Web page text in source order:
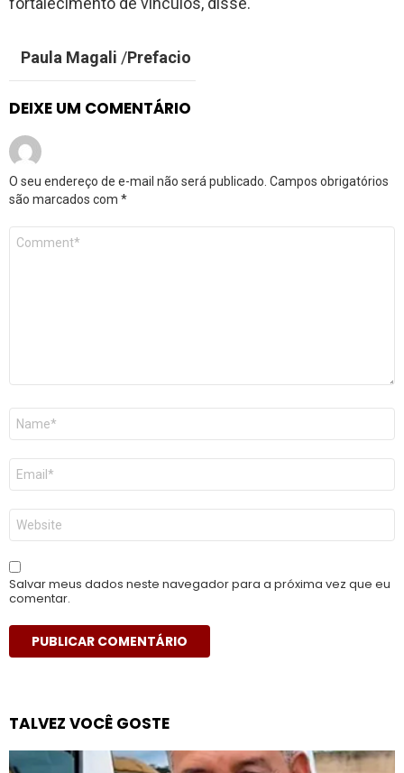
Paula Magali /Prefacio
DEIXE UM COMENTÁRIO
O seu endereço de e-mail não será publicado. Campos obrigatórios
são marcados com *
Comentário
Nome
E-
mail
*
Site
Salvar meus dados neste navegador para a próxima vez que eu
comentar.
TALVEZ VOCÊ GOSTE